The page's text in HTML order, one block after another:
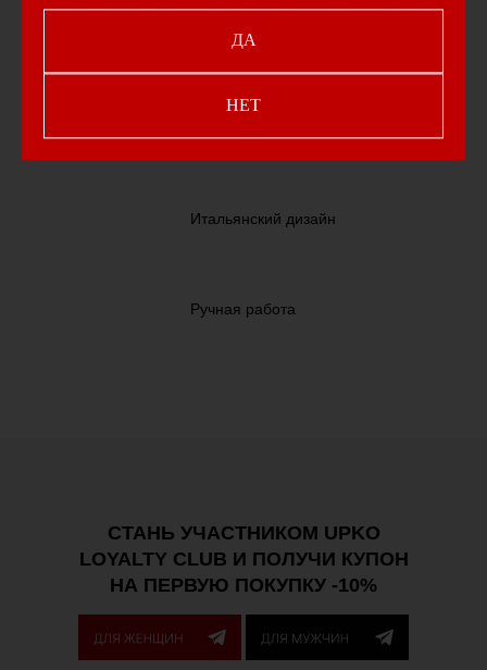
ДА
НЕТ
Гальваническое покрытие
Чешские камни
Итальянский дизайн
Ручная работа
СТАНЬ УЧАСТНИКОМ UPKO
LOYALTY CLUB И ПОЛУЧИ КУПОН
НА ПЕРВУЮ ПОКУПКУ -10%